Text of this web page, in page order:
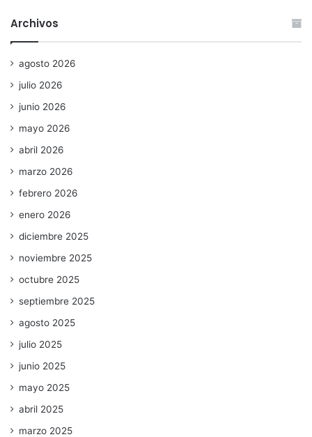
Archivos
agosto 2026
julio 2026
junio 2026
mayo 2026
abril 2026
marzo 2026
febrero 2026
enero 2026
diciembre 2025
noviembre 2025
octubre 2025
septiembre 2025
agosto 2025
julio 2025
junio 2025
mayo 2025
abril 2025
marzo 2025